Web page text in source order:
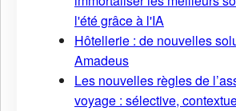
l'été grâce à l'IA
Hôtellerie : de nouvelles
Amadeus
Les nouvelles règles de
voyage : sélective,